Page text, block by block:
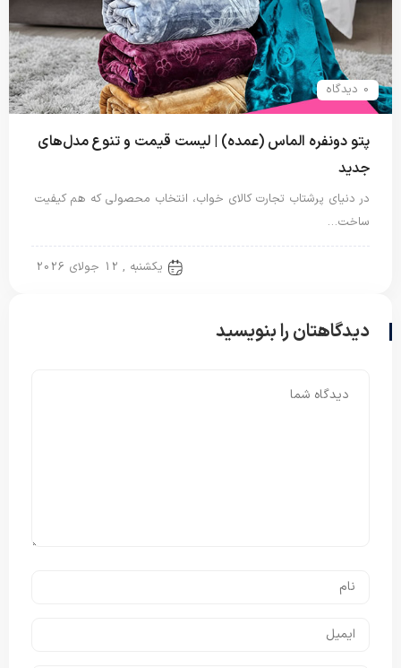
0 دیدگاه
پتو دونفره الماس (عمده) | لیست قیمت و تنوع مدل‌های
جدید
در دنیای پرشتاب تجارت کالای خواب، انتخاب محصولی که هم کیفیت
ساخت…
یکشنبه , 12 جولای 2026
دیدگاهتان را بنویسید